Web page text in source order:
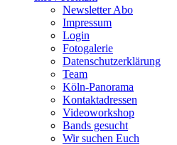
Newsletter Abo
Impressum
Login
Fotogalerie
Datenschutzerklärung
Team
Köln-Panorama
Kontaktadressen
Videoworkshop
Bands gesucht
Wir suchen Euch